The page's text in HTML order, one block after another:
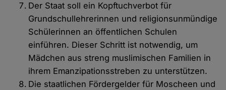
Der Staat soll ein Kopftuchverbot für
Grundschullehrerinnen und religionsunmündige
Schülerinnen an öffentlichen Schulen
einführen. Dieser Schritt ist notwendig, um
Mädchen aus streng muslimischen Familien in
ihrem Emanzipationsstreben zu unterstützen.
Die staatlichen Fördergelder für Moscheen und